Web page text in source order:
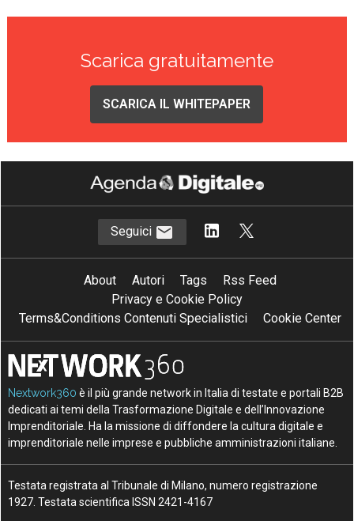
Scarica gratuitamente
SCARICA IL WHITEPAPER
Seguici
About Autori Tags
Rss Feed
Privacy e Cookie Policy
Terms&Conditions Contenuti Specialistici
Cookie Center
Nextwork360 è il più grande network in Italia di testate e portali B2B
dedicati ai temi della Trasformazione Digitale e dell’Innovazione
Imprenditoriale. Ha la missione di diffondere la cultura digitale e
imprenditoriale nelle imprese e pubbliche amministrazioni italiane.
Testata registrata al Tribunale di Milano, numero registrazione
1927. Testata scientifica ISSN 2421-4167